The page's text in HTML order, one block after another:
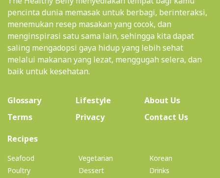
pencinta dunia memasak untuk berbagi, berinteraksi,
menemukan resep masakan yang cocok, dan
menginspirasi satu sama lain, sehingga kita dapat
saling mengadopsi gaya hidup yang lebih sehat
melalui makanan yang lezat, menggugah selera, dan
baik untuk kesehatan.
Glossary Lifestyle About Us(current)
Terms
Privacy
Contact Us
Recipes(current)
Seafood
Poultry
Vegetarian
Dessert
Korean
Drinks